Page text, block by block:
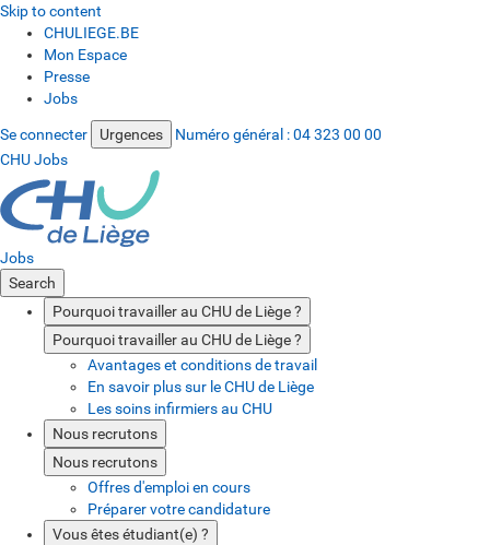
Skip to content
CHULIEGE.BE
Mon Espace
Presse
Jobs
Se connecter Urgences Numéro général :04 323 00 00
CHU Jobs
Jobs
Search
Pourquoi travailler au CHU de Liège ?
Pourquoi travailler au CHU de Liège ?
Avantages et conditions de travail
En savoir plus sur le CHU de Liège
Les soins infirmiers au CHU
Nous recrutons
Nous recrutons
Offres d'emploi en cours
Préparer votre candidature
Vous êtes étudiant(e) ?